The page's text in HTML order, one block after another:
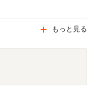
もっと見る